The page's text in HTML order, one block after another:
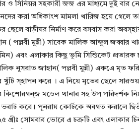
ও সিনিয়র সহকারী জজ এর মাধ্যমে দুই বার
করা অধিকাংশ মামলা খারিজ হয়ে গেলে
ছেলে বাড়ীঘর নির্মাণ করে বসবাস করা
( পল্লবী মুন্নী) সাবেক মালিক আব্দুল জব্বার
এবং এলাকার কিছু ভূমি সিন্ডিকেট প্রতারক
নুসরাত জাহান( পল্লবী মুন্নী) একএে মৃত
খুঁটি স্হাপন করে । এ নিয়ে মৃতের ছেলে
কিশোরগন্জ মডেল থানার সহ উপ পরিদর্শক
ভরাট করে। পূনরায় কোর্টকে অবগত করালে
খ্রীঃ সোমবার ভোরে এ চক্রটি এবং এলাকার